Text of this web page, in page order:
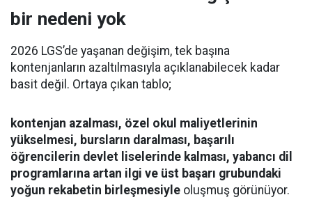
bir nedeni yok
2026 LGS’de yaşanan değişim, tek başına
kontenjanların azaltılmasıyla açıklanabilecek kadar
basit değil. Ortaya çıkan tablo;
kontenjan azalması, özel okul maliyetlerinin
yükselmesi, bursların daralması, başarılı
öğrencilerin devlet liselerinde kalması, yabancı dil
programlarına artan ilgi ve üst başarı grubundaki
yoğun rekabetin birleşmesiyle oluşmuş görünüyor.